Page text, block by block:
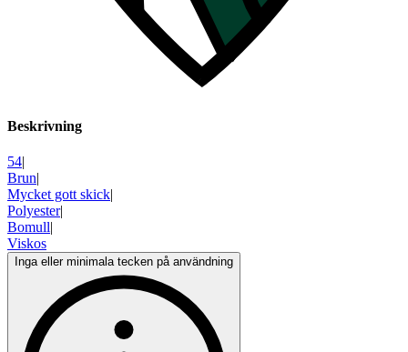
Beskrivning
54|
Brun|
Mycket gott skick|
Polyester|
Bomull|
Viskos
Inga eller minimala tecken på användning